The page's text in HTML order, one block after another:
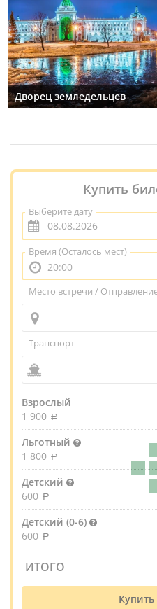
Дворец земледельцев
Купить
Выберите дату
Время (Осталось мест)
20:00
Место встречи /
Транспорт
Взрослый
1 900
Льготный
1 800
Детский
600
Детский (0-6)
600
ИТОГО
Купить